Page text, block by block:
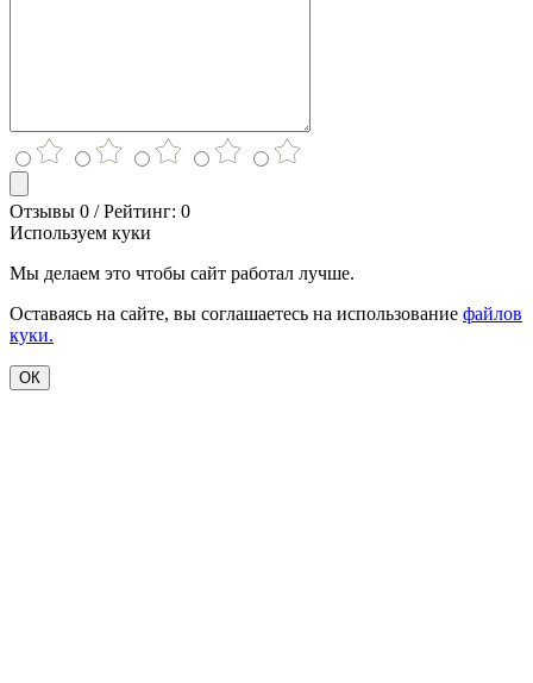
Отзывы 0 / Рейтинг: 0
Используем куки
Мы делаем это чтобы сайт работал лучше.
Оставаясь на сайте, вы соглашаетесь на использование файлов
куки.
ОК